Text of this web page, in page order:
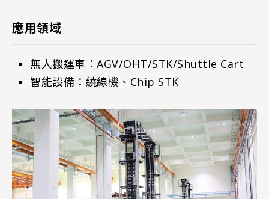
應用領域
無人搬運車：AGV/OHT/STK/Shuttle Cart
智能設備：繞線機、Chip STK